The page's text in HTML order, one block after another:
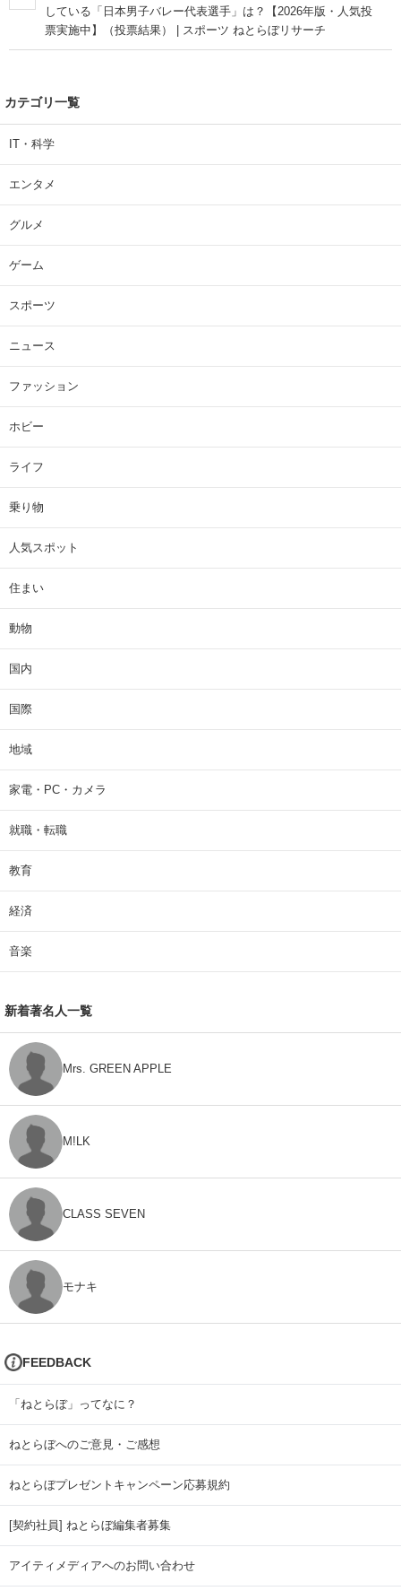
している「日本男子バレー代表選手」は？【2026年版・人気投
票実施中】（投票結果） | スポーツ ねとらぼリサーチ
カテゴリ一覧
IT・科学
エンタメ
グルメ
ゲーム
スポーツ
ニュース
ファッション
ホビー
ライフ
乗り物
人気スポット
住まい
動物
国内
国際
地域
家電・PC・カメラ
就職・転職
教育
経済
音楽
新着著名人一覧
Mrs. GREEN APPLE
M!LK
CLASS SEVEN
モナキ
FEEDBACK
「ねとらぼ」ってなに？
ねとらぼへのご意見・ご感想
ねとらぼプレゼントキャンペーン応募規約
[契約社員] ねとらぼ編集者募集
アイティメディアへのお問い合わせ